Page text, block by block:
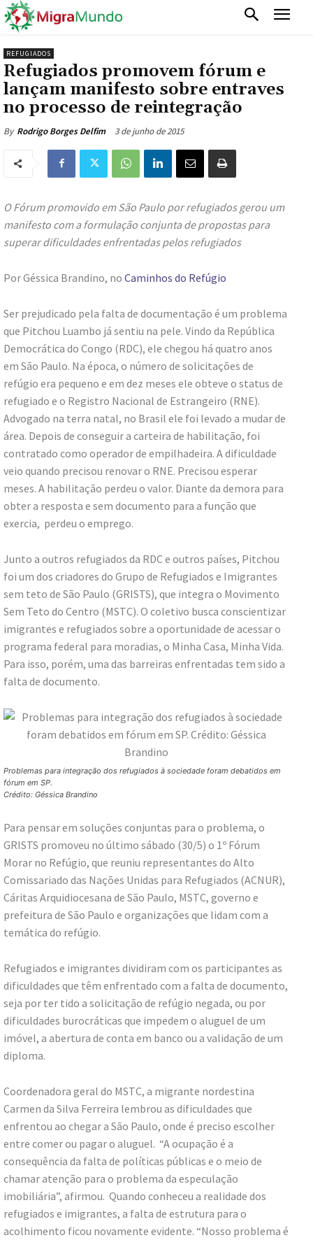
REFUGIADOS
Refugiados promovem fórum e
lançam manifesto sobre entraves
no processo de reintegração
By Rodrigo Borges Delfim 3 de junho de 2015
O Fórum promovido em São Paulo por refugiados gerou um
manifesto com a formulação conjunta de propostas para
superar dificuldades enfrentadas pelos refugiados
Por Géssica Brandino, no Caminhos do Refúgio
Ser prejudicado pela falta de documentação é um problema
que Pitchou Luambo já sentiu na pele. Vindo da República
Democrática do Congo (RDC), ele chegou há quatro anos
em São Paulo. Na época, o número de solicitações de
refúgio era pequeno e em dez meses ele obteve o status de
refugiado e o Registro Nacional de Estrangeiro (RNE).
Advogado na terra natal, no Brasil ele foi levado a mudar de
área. Depois de conseguir a carteira de habilitação, foi
contratado como operador de empilhadeira. A dificuldade
veio quando precisou renovar o RNE. Precisou esperar
meses. A habilitação perdeu o valor. Diante da demora para
obter a resposta e sem documento para a função que
exercia, perdeu o emprego.
Junto a outros refugiados da RDC e outros países, Pitchou
foi um dos criadores do Grupo de Refugiados e Imigrantes
sem teto de São Paulo (GRISTS), que integra o Movimento
Sem Teto do Centro (MSTC). O coletivo busca conscientizar
imigrantes e refugiados sobre a oportunidade de acessar o
programa federal para moradias, o Minha Casa, Minha Vida.
Para isso, porém, uma das barreiras enfrentadas tem sido a
falta de documento.
Problemas para integração dos refugiados à sociedade foram debatidos em
fórum em SP.
Crédito: Géssica Brandino
Para pensar em soluções conjuntas para o problema, o
GRISTS promoveu no último sábado (30/5) o 1º Fórum
Morar no Refúgio, que reuniu representantes do Alto
Comissariado das Nações Unidas para Refugiados (ACNUR),
Cáritas Arquidiocesana de São Paulo, MSTC, governo e
prefeitura de São Paulo e organizações que lidam com a
temática do refúgio.
Refugiados e imigrantes dividiram com os participantes as
dificuldades que têm enfrentado com a falta de documento,
seja por ter tido a solicitação de refúgio negada, ou por
dificuldades burocráticas que impedem o aluguel de um
imóvel, a abertura de conta em banco ou a validação de um
diploma.
Coordenadora geral do MSTC, a migrante nordestina
Carmen da Silva Ferreira lembrou as dificuldades que
enfrentou ao chegar a São Paulo, onde é preciso escolher
entre comer ou pagar o aluguel. “A ocupação é a
consequência da falta de políticas públicas e o meio de
chamar atenção para o problema da especulação
imobiliária”, afirmou. Quando conheceu a realidade dos
refugiados e imigrantes, a falta de estrutura para o
acolhimento ficou novamente evidente. “Nosso problema é